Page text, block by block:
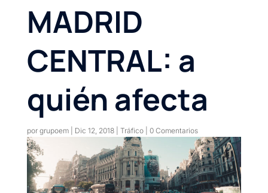
MADRID
CENTRAL: a
quién afecta
por grupoem| Dic 12, 2018| Tráfico| 0 Comentarios